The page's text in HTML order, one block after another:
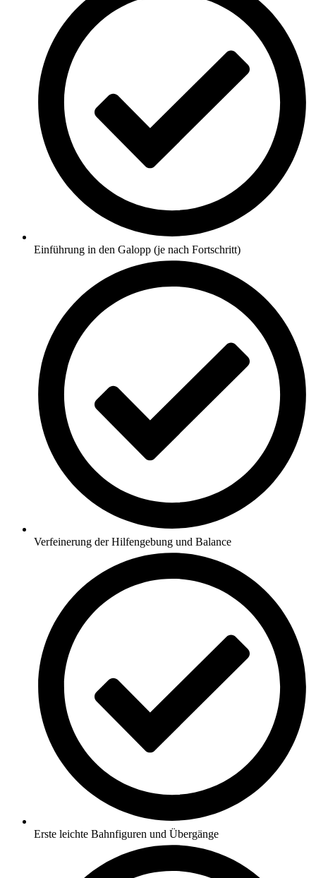
Einführung in den Galopp (je nach Fortschritt)
Verfeinerung der Hilfengebung und Balance
Erste leichte Bahnfiguren und Übergänge